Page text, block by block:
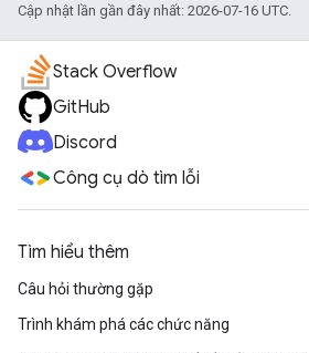
Cập nhật lần gần đây nhất: 2026-07-16 UTC.
Stack Overflow
GitHub
Discord
Công cụ dò tìm lỗi
Tìm hiểu thêm
Câu hỏi thường gặp
Trình khám phá các chức năng